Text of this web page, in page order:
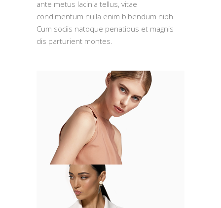
ante metus lacinia tellus, vitae
condimentum nulla enim bibendum nibh.
Cum sociis natoque penatibus et magnis
dis parturient montes.